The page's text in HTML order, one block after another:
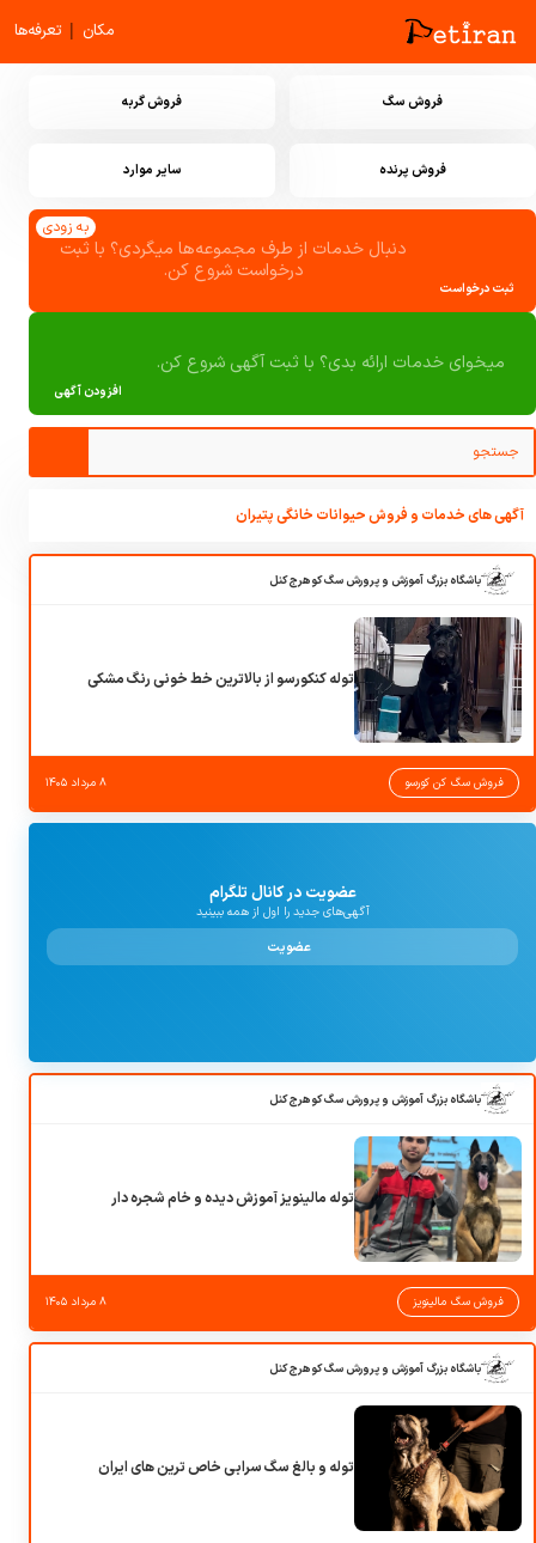
مکان | تعرفه‌ها
فروش سگ فروش گربه
فروش پرنده سایر موارد
ثبت درخواست
دنبال خدمات از طرف مجموعه‌ها میگردی؟ با ثبت
درخواست شروع کن.
به زودی
افزودن آگهی
میخوای خدمات ارائه بدی؟ با ثبت آگهی شروع کن.
آگهی های خدمات و فروش حیوانات خانگی پتیران
باشگاه بزرگ آموزش و پرورش سگ کوهرج کنل
توله کنکورسو از بالاترین خط خونی رنگ مشکی
فروش سگ کن کورسو ۸ مرداد ۱۴۰۵
عضویت در کانال تلگرام
آگهی‌های جدید را اول از همه ببینید
عضویت
باشگاه بزرگ آموزش و پرورش سگ کوهرج کنل
توله مالینویز آموزش دیده و خام شجره دار
فروش سگ مالینویز ۸ مرداد ۱۴۰۵
باشگاه بزرگ آموزش و پرورش سگ کوهرج کنل
توله و بالغ سگ سرابی خاص ترین های ایران